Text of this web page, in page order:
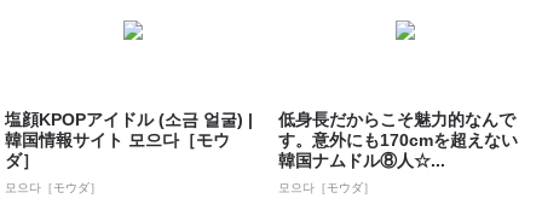
塩顔KPOPアイドル (소금 얼굴) |
韓国情報サイト 모으다［モウ
ダ］
모으다［モウダ］
低身長だからこそ魅力的なんで
す。意外にも170cmを超えない
韓国ナムドル⑧人☆...
모으다［モウダ］